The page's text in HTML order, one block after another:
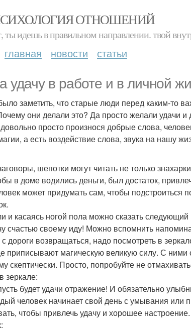
ОТНОШЕНИЙ
ты идешь в правильном направлении. твой
главная новости статьи
удачу в работе и в личной
заметить, что старые люди перед каким-то
они делали это? Да просто желали удачи
просто произнося добрые слова,
а есть воздействие слова, звука на нашу
шепотки могут читать не только
в доме водились деньги, был достаток,
может придумать сам, чтобы подстроиться
и касаясь ногой пола можно сказать
счастью своему иду! Можно вспомнить
дороги возвращаться, надо посмотреть в
приписывают магическую великую силу. С
скептически. Просто, попробуйте не
зеркале:
будет удачи отражение! И обязательно
человек начинает свой день с умывания или
чтобы привлечь удачу и хорошее